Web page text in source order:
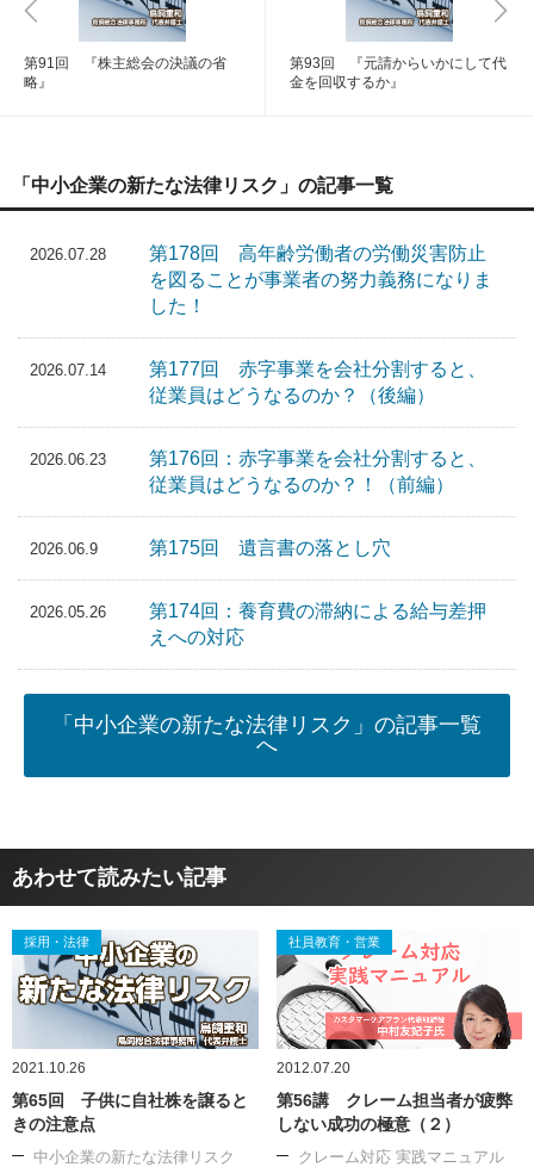
第91回 『株主総会の決議の省
略』
第93回 『元請からいかにして代
金を回収するか』
「中小企業の新たな法律リスク」の記事一覧
2026.07.28
第178回 高年齢労働者の労働災害防止
を図ることが事業者の努力義務になりま
した！
2026.07.14
第177回 赤字事業を会社分割すると、
従業員はどうなるのか？（後編）
2026.06.23
第176回：赤字事業を会社分割すると、
従業員はどうなるのか？！（前編）
2026.06.9 第175回 遺言書の落とし穴
2026.05.26
第174回：養育費の滞納による給与差押
えへの対応
「中小企業の新たな法律リスク」の記事一覧
へ
あわせて読みたい記事
採用・法律
2021.10.26
第65回 子供に自社株を譲ると
きの注意点
中小企業の新たな法律リスク
社員教育・営業
2012.07.20
第56講 クレーム担当者が疲弊
しない成功の極意（２）
クレーム対応 実践マニュアル